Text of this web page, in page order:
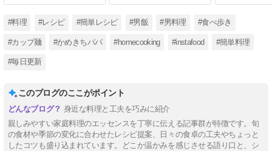
#料理 #レシピ #簡単レシピ #男飯 #男料理 #食べ歩き
#カップ麺 #かめきちパパ #homecooking #instafood #簡単料理
#毎日更新
このブログのここがポイント
身近な料理と工夫を巧みに紹介
親しみやすい家庭料理のエッセンスを丁寧に伝える記事群が特徴です。旬
の食材や季節の変化に合わせたレシピ提案、日々の食卓の工夫やちょっと
したコツも盛り込まれています。どこか温かみを感じさせる語り口と、シ